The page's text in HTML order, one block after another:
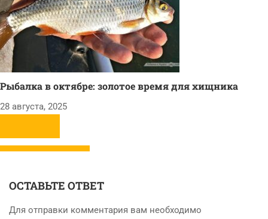
Рыбалка в октябре: золотое время для хищника
28 августа, 2025
ОСТАВЬТЕ ОТВЕТ
Для отправки комментария вам необходимо